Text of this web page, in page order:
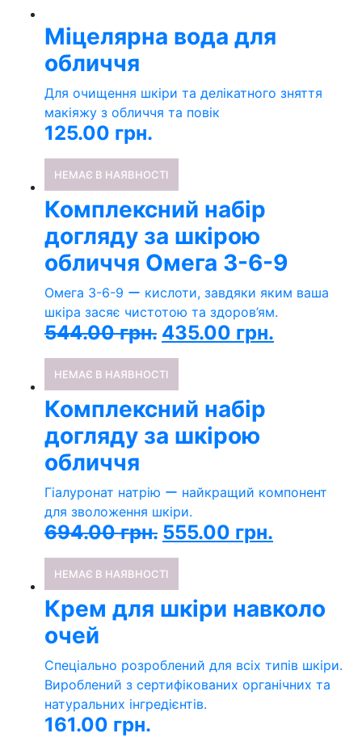
Міцелярна вода для
обличчя
Для очищення шкіри та делікатного зняття
макіяжу з обличчя та повік
125.00 грн.
НЕМАЄ В НАЯВНОСТІ
Комплексний набір
догляду за шкірою
обличчя Омега 3-6-9
Омега 3-6-9 ー кислоти, завдяки яким ваша
шкіра засяє чистотою та здоров’ям.
544.00грн. 435.00 грн.
НЕМАЄ В НАЯВНОСТІ
Комплексний набір
догляду за шкірою
обличчя
Гіалуронат натрію ー найкращий компонент
для зволоження шкіри.
694.00грн. 555.00 грн.
НЕМАЄ В НАЯВНОСТІ
Крем для шкіри навколо
очей
Спеціально розроблений для всіх типів шкіри.
Вироблений з сертифікованих органічних та
натуральних інгредієнтів.
161.00 грн.